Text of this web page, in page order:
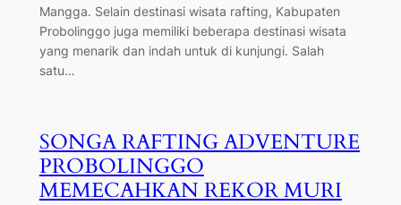
Mangga. Selain destinasi wisata rafting, Kabupaten
Probolinggo juga memiliki beberapa destinasi wisata
yang menarik dan indah untuk di kunjungi. Salah
satu…
SONGA RAFTING ADVENTURE
PROBOLINGGO
MEMECAHKAN REKOR MURI